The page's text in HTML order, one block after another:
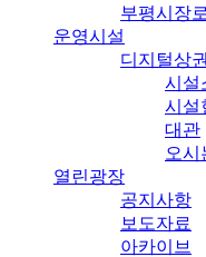
부평시장
운영시설
디지털상
시설
시설
대관
오시
열린광장
공지사항
보도자료
아카이브